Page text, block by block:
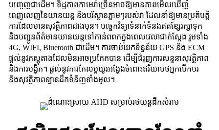
បញ្ចេញជាដើម។ ទិដ្ឋភាពកាមេរ៉ាច្រើនអាចឱ្យមានភាពមើលឃើញ
ពេញលេញនៃយានយន្ត និងបរិស្ថានភ្លាមៗរបស់វា ដែលនាំឱ្យមានប្រតិបត្តិ
ការដែលមានសុវត្ថិភាពជាងមុន។ បច្ចេកវិទ្យាទំនាក់ទំនងឥតខ្សែរក្សាទុក
និងបញ្ជូនព័ត៌មានយានយន្តទៅកាន់ពពកក្នុងពេលវេលាជាក់ស្តែង រួមទាំង
4G, WIFI, Bluetooth ជាដើម។ ការចាប់យកទិន្នន័យ GPS និង ECM
ផ្តល់នូវភស្តុតាងដែលមិនអាចប្រកែកបាន ដើម្បីជំរុញការសន្ទនាសុវត្ថិភាព
និងការបង្វឹក។ ផ្តល់នូវការកែលម្អយូរអង្វែងចំពោះឥរិយាបថអ្នកបើកបរ
និងសុវត្ថិភាពឡានដឹកទំនិញទាំងមូល។